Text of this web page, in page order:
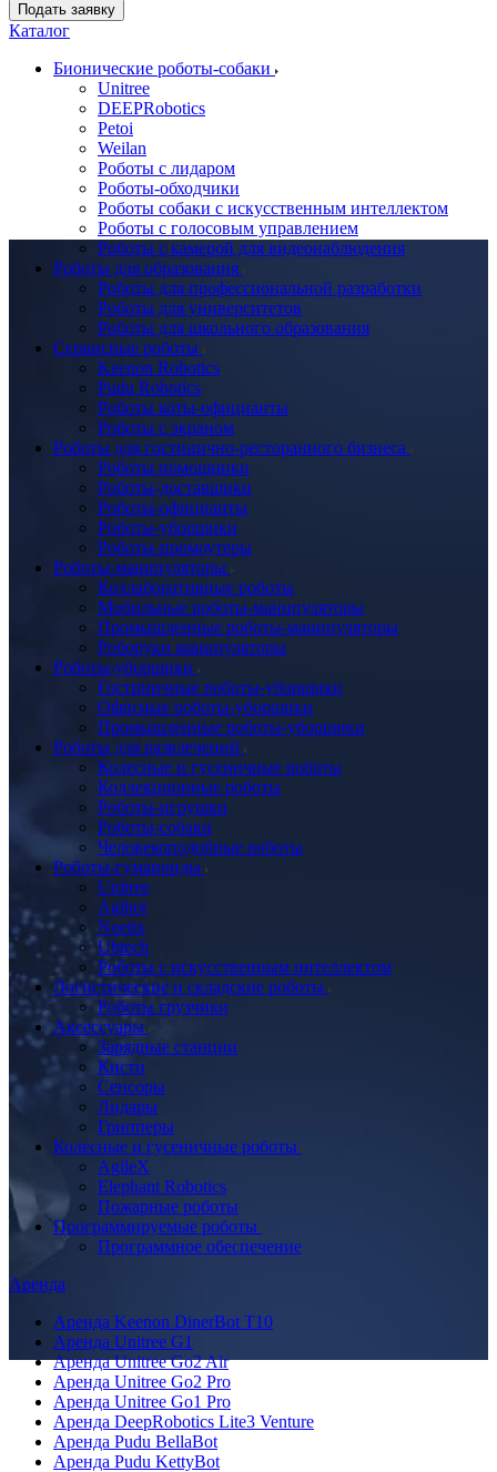
Подать заявку
Каталог
Бионические роботы-собаки
Unitree
DEEPRobotics
Petoi
Weilan
Роботы с лидаром
Роботы-обходчики
Роботы собаки с искусственным интеллектом
Роботы с голосовым управлением
Роботы с камерой для видеонаблюдения
Роботы для образования
Роботы для профессиональной разработки
Роботы для университетов
Роботы для школьного образования
Сервисные роботы
Keenon Robotics
Pudu Robotics
Роботы коты-официанты
Роботы с экраном
Роботы для гостинично-ресторанного бизнеса
Роботы помощники
Роботы-доставщики
Роботы-официанты
Роботы-уборщики
Роботы-промоутеры
Роботы-манипуляторы
Коллаборативные роботы
Мобильные роботы-манипуляторы
Промышленные роботы-манипуляторы
Роборуки манипуляторы
Роботы-уборщики
Гостиничные роботы-уборщики
Офисные роботы-уборщики
Промышленные роботы-уборщики
Роботы для развлечений
Колесные и гусеничные роботы
Коллекционные роботы
Роботы-игрушки
Роботы-собаки
Человекоподобные роботы
Роботы-гуманоиды
Unitree
Agibot
Noetix
Ubtech
Роботы с искусственным интеллектом
Логистические и складские роботы
Роботы грузчики
Аксессуары
Зарядные станции
Кисти
Сенсоры
Лидары
Грипперы
Колесные и гусеничные роботы
AgileX
Elephant Robotics
Пожарные роботы
Программируемые роботы
Программное обеспечение
Аренда
Аренда Keenon DinerBot T10
Аренда Unitree G1
Аренда Unitree Go2 Air
Аренда Unitree Go2 Pro
Аренда Unitree Go1 Pro
Аренда DeepRobotics Lite3 Venture
Аренда Pudu BellaBot
Аренда Pudu KettyBot